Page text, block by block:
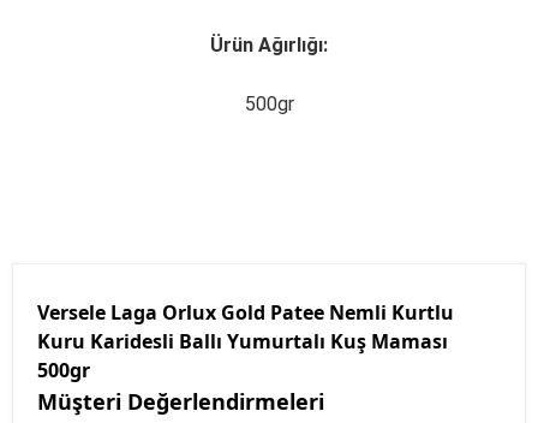
Ürün Ağırlığı:
500gr
Versele Laga Orlux Gold Patee Nemli Kurtlu
Kuru Karidesli Ballı Yumurtalı Kuş Maması
500gr
Müşteri Değerlendirmeleri